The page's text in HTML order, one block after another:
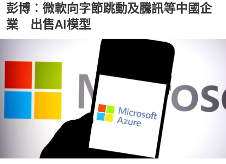
彭博︰微軟向字節跳動及騰訊等中國企
業 出售AI模型